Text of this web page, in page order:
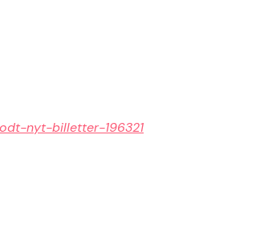
nyt-billetter-196321